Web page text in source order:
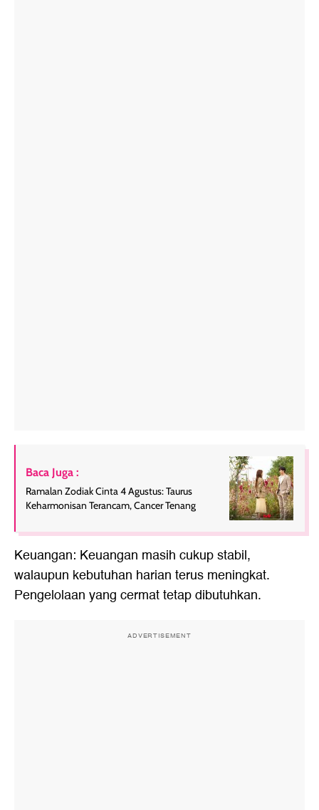
Baca Juga :
Ramalan Zodiak Cinta 4 Agustus: Taurus
Keharmonisan Terancam, Cancer Tenang
Keuangan: Keuangan masih cukup stabil,
walaupun kebutuhan harian terus meningkat.
Pengelolaan yang cermat tetap dibutuhkan.
ADVERTISEMENT